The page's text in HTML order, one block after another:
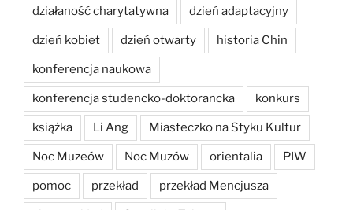
działaność charytatywna dzień adaptacyjny
dzień kobiet dzień otwarty historia Chin
konferencja naukowa
konferencja studencko-doktorancka konkurs
książka Li Ang Miasteczko na Styku Kultur
Noc Muzeów Noc Muzów orientalia PIW
pomoc przekład przekład Mencjusza